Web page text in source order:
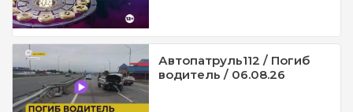
Автопатруль112 / Погиб
водитель / 06.08.26